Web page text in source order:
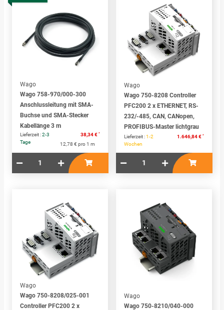
Wago
Wago 758-970/000-300
Anschlussleitung mit SMA-
Buchse und SMA-Stecker
Kabellänge 3 m
Lieferzeit :2-3
Tage
38,34 € *
12,78 € pro 1 m
Wago
Wago 750-8208 Controller
PFC200 2 x ETHERNET, RS-
232/-485, CAN, CANopen,
PROFIBUS-Master lichtgrau
Lieferzeit :1-2
Wochen
1.646,84 € *
Wago
Wago 750-8208/025-001
Controller PFC200 2 x
Wago
Wago 750-8210/040-000